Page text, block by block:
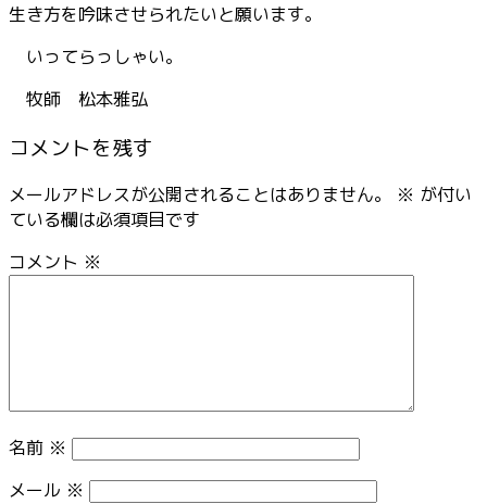
生き方を吟味させられたいと願います。
いってらっしゃい。
牧師 松本雅弘
コメントを残す
メールアドレスが公開されることはありません。 ※ が付い
ている欄は必須項目です
コメント ※
名前 ※
メール ※